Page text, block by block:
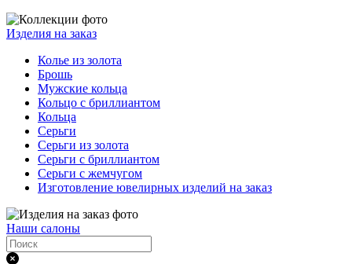
Изделия на заказ
Колье из золота
Брошь
Мужские кольца
Кольцо с бриллиантом
Кольца
Серьги
Серьги из золота
Серьги с бриллиантом
Серьги с жемчугом
Изготовление ювелирных изделий на заказ
Наши салоны